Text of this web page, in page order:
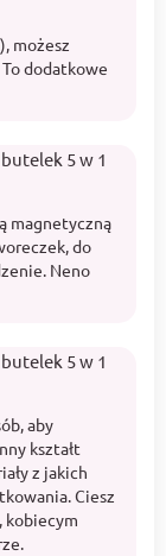
możesz
dodatkowe
magnetyczną
do
Neno
aby
kształt
z jakich
Ciesz
kobiecym